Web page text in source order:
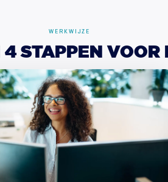
WERKWIJZE
4 STAPPEN VOOR